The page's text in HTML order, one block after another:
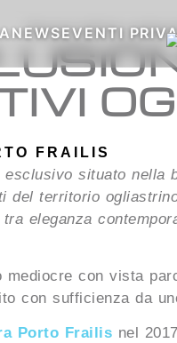
NEWSEVENTI
FRAILIS
esclusivo situato nella
del territorio
eleganza
con vista
con sufficienza da
Porto Frailis nel